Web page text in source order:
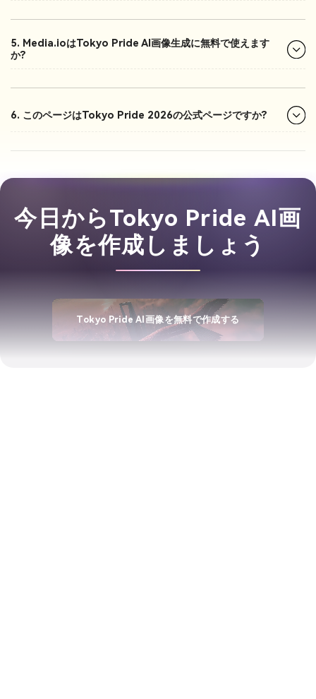
5. Media.ioはTokyo Pride AI画像生成に無料で使えます
か?
6. このページはTokyo Pride 2026の公式ページですか?
今日からTokyo Pride AI画
像を作成しましょう
Tokyo Pride AI画像を無料で作成する